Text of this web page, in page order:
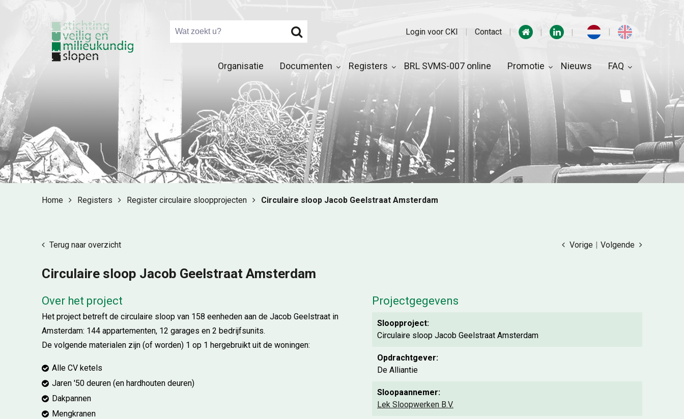
Login voor CKI Contact
Organisatie Documenten Registers BRL SVMS-007 online Promotie Nieuws FAQ
Home Registers Register circulaire sloopprojecten Circulaire sloop Jacob Geelstraat Amsterdam
Terug naar overzicht Volgende
|
Vorige
Circulaire sloop Jacob Geelstraat Amsterdam
Projectgegevens
Sloopproject:
Circulaire sloop Jacob Geelstraat Amsterdam
Opdrachtgever:
De Alliantie
Sloopaannemer:
Lek Sloopwerken B.V.
Over het project
Het project betreft de circulaire sloop van 158 eenheden aan de Jacob Geelstraat in
Amsterdam: 144 appartementen, 12 garages en 2 bedrijfsunits.
De volgende materialen zijn (of worden) 1 op 1 hergebruikt uit de woningen:
Alle CV ketels
Jaren '50 deuren (en hardhouten deuren)
Dakpannen
Mengkranen